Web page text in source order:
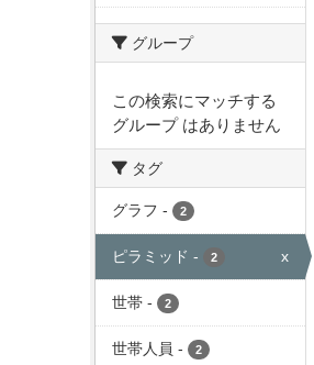
グループ
この検索にマッチする
グループ はありません
タグ
グラフ - 2
ピラミッド - 2 x
世帯 - 2
世帯人員 - 2